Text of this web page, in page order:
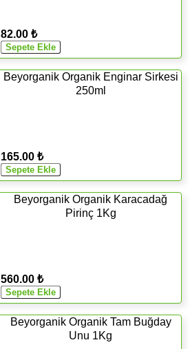
82.00 ₺
Beyorganik Organik Enginar Sirkesi
250ml
165.00 ₺
Beyorganik Organik Karacadağ
Pirinç 1Kg
560.00 ₺
Beyorganik Organik Tam Buğday
Unu 1Kg